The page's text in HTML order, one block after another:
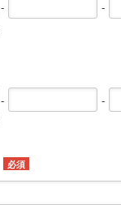
-
-
-
-
必須